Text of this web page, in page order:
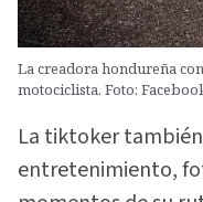
La creadora hondureña
motociclista. Foto:
La tiktoker
entretenimiento,